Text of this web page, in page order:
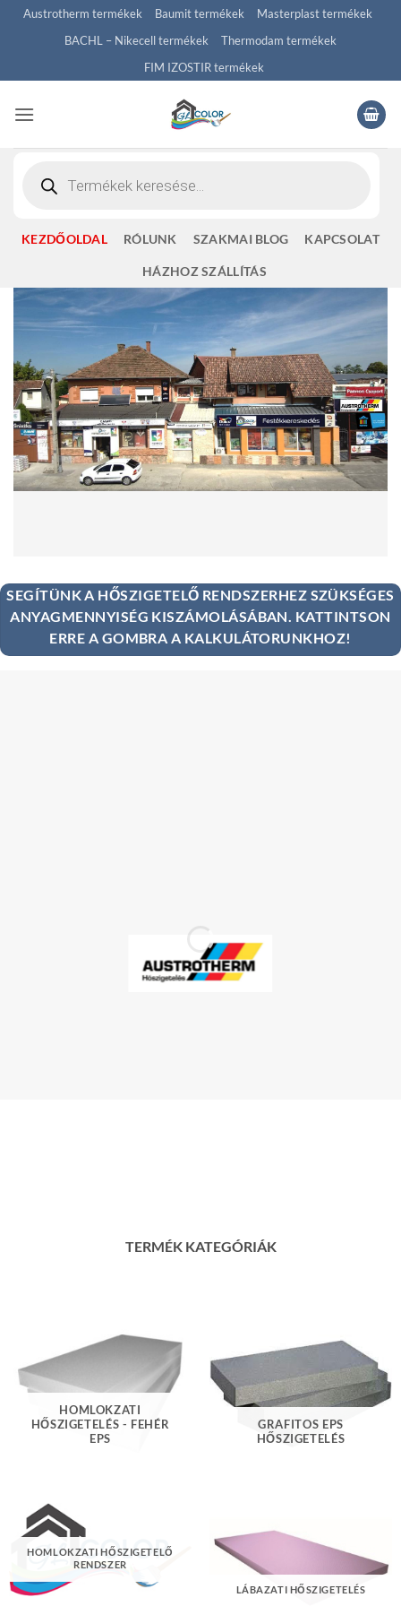
SkipAustrotherm termékek Baumit termékek
Masterplast termékek
BACHL – Nikecell termékek
Thermodam termékek
FIM IZOSTIR termékek
search
KEZDŐOLDAL RÓLUNK SZAKMAI BLOG KAPCSOLAT
HÁZHOZ SZÁLLÍTÁS
SEGÍTÜNK A HŐSZIGETELŐ RENDSZERHEZ SZÜKSÉGES
ANYAGMENNYISÉG KISZÁMOLÁSÁBAN. KATTINTSON
ERRE A GOMBRA A KALKULÁTORUNKHOZ!
TERMÉK KATEGÓRIÁK
HOMLOKZATI
HŐSZIGETELÉS - FEHÉR
EPS
GRAFITOS EPS
HŐSZIGETELÉS
HOMLOKZATI HŐSZIGETELŐ
RENDSZER
LÁBAZATI HŐSZIGETELÉS